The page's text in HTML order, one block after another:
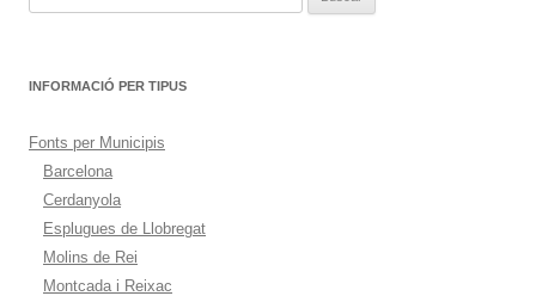
INFORMACIÓ PER TIPUS
Fonts per Municipis
Barcelona
Cerdanyola
Esplugues de Llobregat
Molins de Rei
Montcada i Reixac